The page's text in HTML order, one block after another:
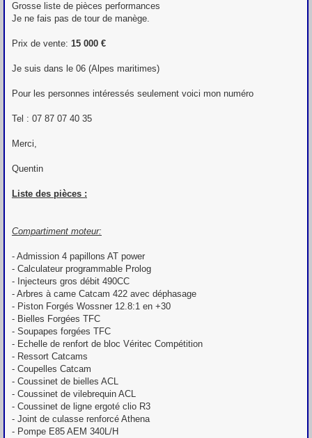
Grosse liste de pièces performances
Je ne fais pas de tour de manège.
Prix de vente: 15 000 €
Je suis dans le 06 (Alpes maritimes)
Pour les personnes intéressés seulement voici mon numéro
Tel : 07 87 07 40 35
Merci,
Quentin
Liste des pièces :
Compartiment moteur:
- Admission 4 papillons AT power
- Calculateur programmable Prolog
- Injecteurs gros débit 490CC
- Arbres à came Catcam 422 avec déphasage
- Piston Forgés Wossner 12.8:1 en +30
- Bielles Forgées TFC
- Soupapes forgées TFC
- Echelle de renfort de bloc Véritec Compétition
- Ressort Catcams
- Coupelles Catcam
- Coussinet de bielles ACL
- Coussinet de vilebrequin ACL
- Coussinet de ligne ergoté clio R3
- Joint de culasse renforcé Athena
- Pompe E85 AEM 340L/H